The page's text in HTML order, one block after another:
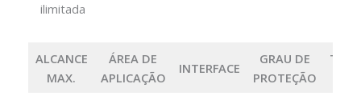
ilimitada
ALCANCE
MAX.
ÁREA DE
APLICAÇÃO
INTERFACE
GRAU DE
PROTEÇÃO